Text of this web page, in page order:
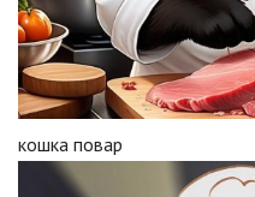
кошка повар